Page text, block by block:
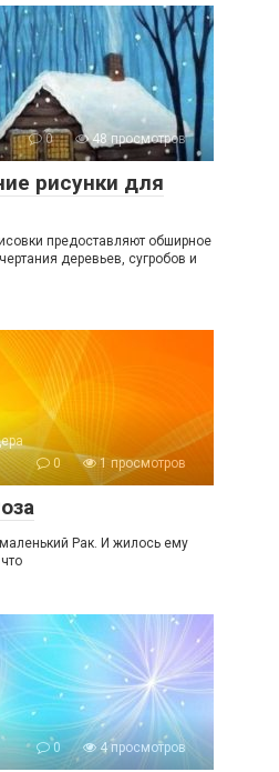
0 48 просмотров
рисунки для
предоставляют обширное
деревьев, сугробов и
0
1 просмотров
Рак. И жилось ему
0 4 просмотров